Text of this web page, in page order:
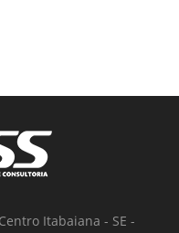
Itabaiana - SE -